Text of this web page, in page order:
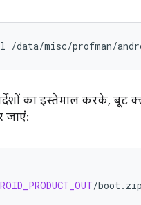
/data/misc/profman/
का इस्तेमाल करके, बूट
जाएं:
/boot.zip